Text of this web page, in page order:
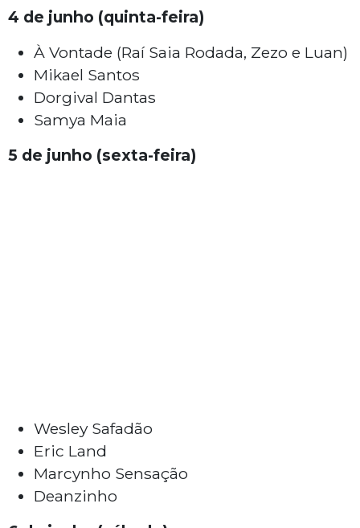
4 de junho (quinta-feira)
À Vontade (Raí Saia Rodada, Zezo e Luan)
Mikael Santos
Dorgival Dantas
Samya Maia
5 de junho (sexta-feira)
Wesley Safadão
Eric Land
Marcynho Sensação
Deanzinho